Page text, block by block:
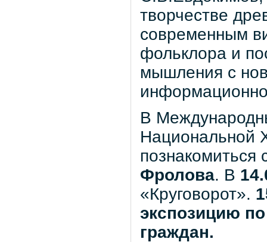
творчестве
современным
фольклора и
мышления с
В
Национальной
познакомиться
Фролова. В
«Круговорот».
экспозицию
граждан.